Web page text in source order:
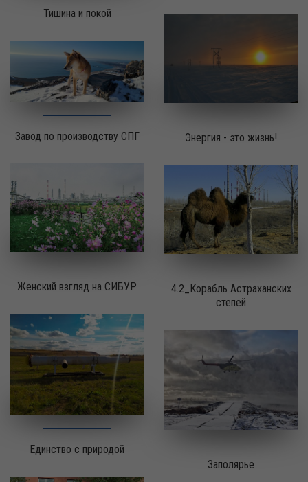
Тишина и покой
Завод по производству СПГ
Женский взгляд на СИБУР
Единство с природой
Энергия - это жизнь!
4.2_Корабль Астраханских
степей
Заполярье